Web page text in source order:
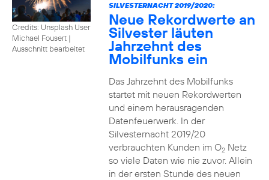
Credits: Unsplash User
Michael Fousert |
Ausschnitt bearbeitet
SILVESTERNACHT 2019/2020:
Neue Rekordwerte an
Silvester läuten
Jahrzehnt des
Mobilfunks ein
Das Jahrzehnt des Mobilfunks
startet mit neuen Rekordwerten
und einem herausragenden
Datenfeuerwerk. In der
Silvesternacht 2019/20
verbrauchten Kunden im O2Netz
so viele Daten wie nie zuvor. Allein
in der ersten Stunde des neuen